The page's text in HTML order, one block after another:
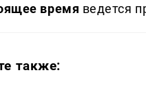
время ведется
также: